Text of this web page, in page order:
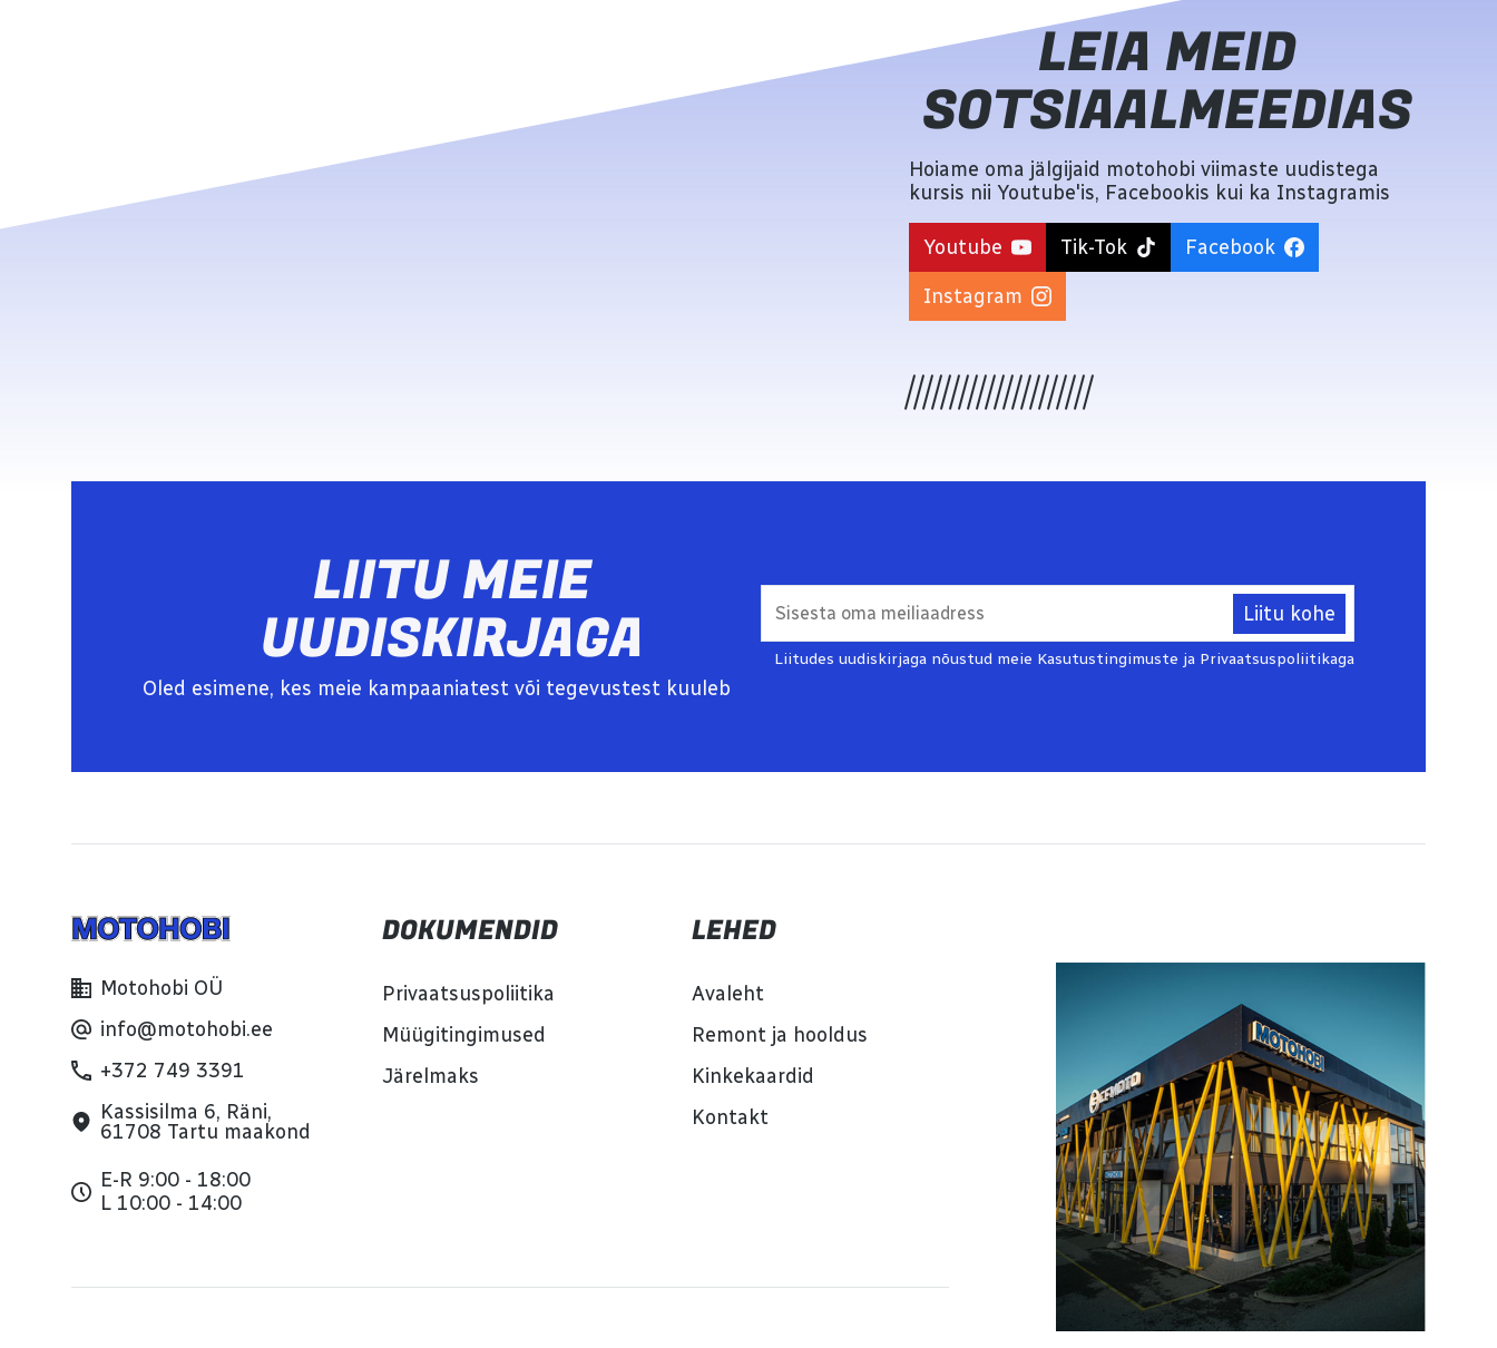
LEIA MEID
SOTSIAALMEEDIAS
Hoiame oma jälgijaid motohobi viimaste uudistega
kursis nii Youtube'is, Facebookis kui ka Instagramis
Youtube Tik-Tok
Facebook
Instagram
LIITU MEIE
UUDISKIRJAGA
Oled esimene, kes meie kampaaniatest või tegevustest kuuleb
Liitu kohe
Liitudes uudiskirjaga nõustud meie Kasutustingimuste ja Privaatsuspoliitikaga
Motohobi OÜ
info@motohobi.ee
+372 749 3391
Kassisilma 6, Räni,
61708 Tartu maakond
E-R 9:00 - 18:00
L 10:00 - 14:00
DOKUMENDID
Privaatsuspoliitika
Müügitingimused
Järelmaks
LEHED
Avaleht
Remont ja hooldus
Kinkekaardid
Kontakt